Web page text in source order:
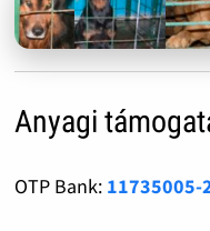
Anyagi
OTP Bank: 11735005-